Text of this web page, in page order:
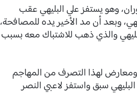
وهو يستفز علي البليهي عقب
وبعد أن مد الأخير يده للمصافحة،
والذي ذهب للاشتباك معه بسبب
ومعارض لهذا التصرف من المهاجم
سبق واستفز لاعبي النصر